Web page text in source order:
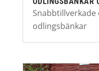
Snabbtillverkade
odlingsbänkar